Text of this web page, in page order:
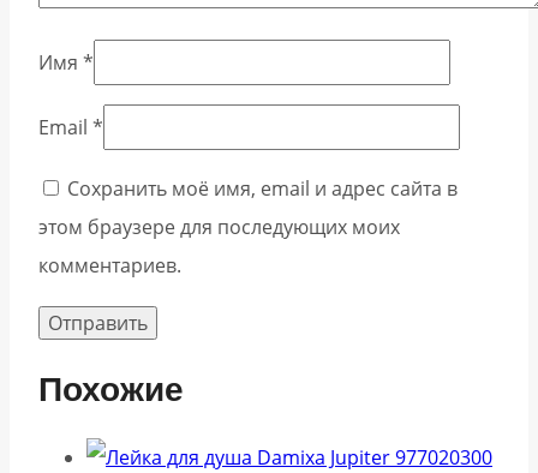
Имя *
Email *
Сохранить моё имя, email и адрес сайта в
этом браузере для последующих моих
комментариев.
Похожие